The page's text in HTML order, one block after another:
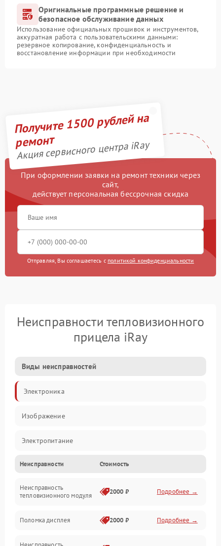
Оригинальные программные решение и
безопасное обслуживание данных
Использование официальных прошивок и инструментов,
аккуратная работа с пользовательскими данными:
резервное копирование, конфиденциальность и
восстановление информации при необходимости
Получите 1500 рублей на
ремонт
Акция сервисного центра iRay
При оформлении заявки на ремонт техники через
сайт,
действует персональная бессрочная скидка
Отправляя, Вы соглашаетесь с политикой конфиденциальности
Неисправности тепловизионного
прицела iRay
Виды неисправностей
Электроника
Изображение
Электропитание
Измерения
Матрица
Неисправности Стоимость
Неисправность
тепловизионного модуля
2000 ₽ Подробнее →
Поломка дисплея 2000 ₽ Подробнее →